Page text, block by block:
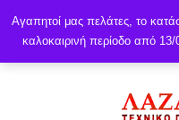
Αγαπητοί μας πελάτες, το
καλοκαιρινή περίοδο από